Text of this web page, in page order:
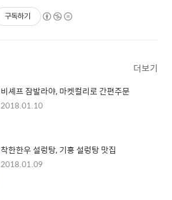
구독하기
더보기
비셰프 잠발라야, 마켓컬리로 간편주문
2018.01.10
착한한우 설렁탕, 기흥 설렁탕 맛집
2018.01.09